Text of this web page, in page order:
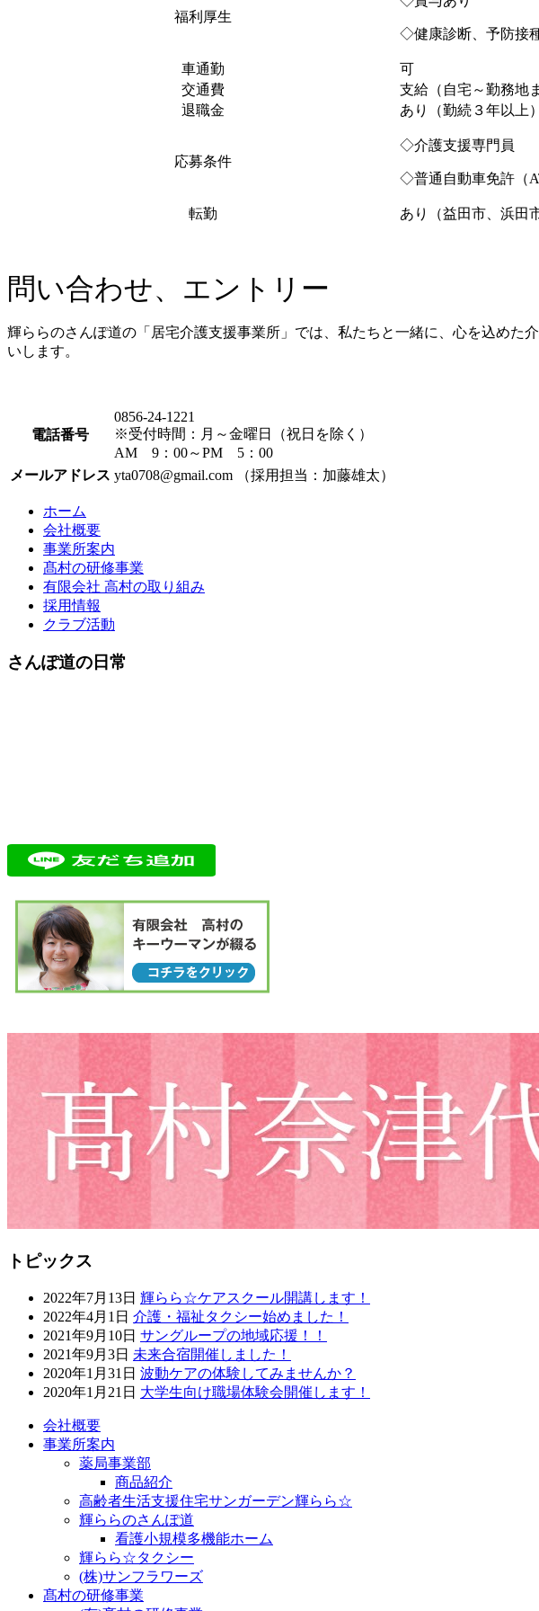
福利厚生
◇健康診断、予防接
車通勤
可
交通費
支給（自宅～勤務地
退職金
あり（勤続３年以上）
応募条件
◇介護支援専門員
◇普通自動車免許（
転勤 あり（益田市、浜田
問い合わせ、エントリー
輝ららのさんぽ道の「居宅介護支援事業所」では、私たちと一緒に、心を込め
いします。
電話番号
0856-24-1221
※受付時間：月～金曜日（祝日を除く）
AM 9：00～PM 5：00
メールアドレス yta0708@gmail.com （採用担当：加藤雄太）
ホーム
会社概要
事業所案内
髙村の研修事業
有限会社 高村の取り組み
採用情報
クラブ活動
さんぽ道の日常
トピックス
2022年7月13日 輝らら☆ケアスクール開講します！
2022年4月1日 介護・福祉タクシー始めました！
2021年9月10日 サングループの地域応援！！
2021年9月3日 未来合宿開催しました！
2020年1月31日 波動ケアの体験してみませんか？
2020年1月21日 大学生向け職場体験会開催します！
会社概要
事業所案内
薬局事業部
商品紹介
高齢者生活支援住宅サンガーデン輝らら☆
輝ららのさんぽ道
看護小規模多機能ホーム
輝らら☆タクシー
(株)サンフラワーズ
髙村の研修事業